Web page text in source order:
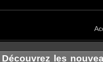
Découvrez les